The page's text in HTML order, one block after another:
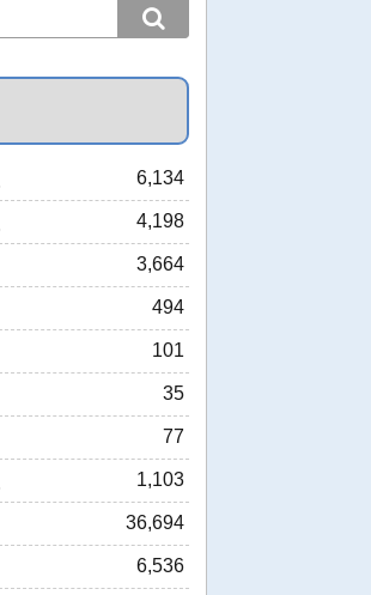
6,134
4,198
3,664
494
101
35
77
1,103
36,694
6,536